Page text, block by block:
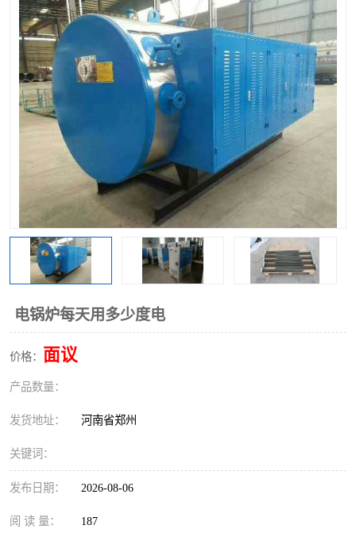
电锅炉每天用多少度电
价格： 面议
产品数量：
发货地址： 河南省郑州
关键词：
发布日期： 2026-08-06
阅 读 量： 187